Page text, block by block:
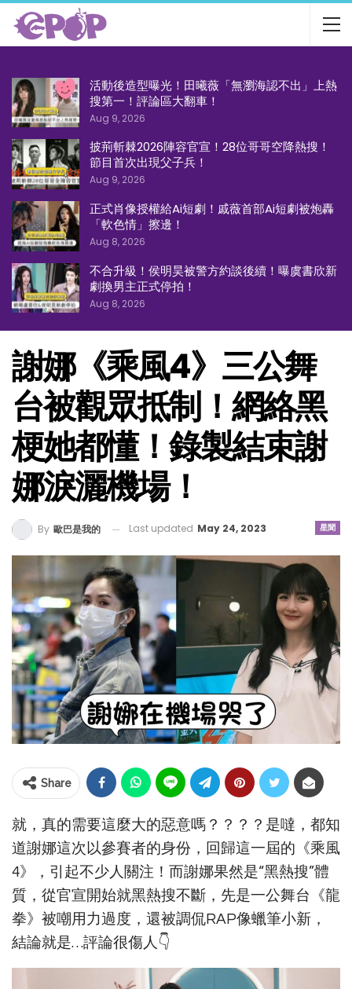
活動後造型曝光！田曦薇「無瀏海認不出」上熱
搜第一！評論區大翻車！
Aug 9, 2026
披荊斬棘2026陣容官宣！28位哥哥空降熱搜！
節目首次出現父子兵！
Aug 9, 2026
正式肖像授權給Ai短劇！戚薇首部Ai短劇被炮轟
「軟色情」擦邊！
Aug 8, 2026
不合升級！侯明昊被警方約談後續！曝虞書欣新
劇換男主正式停拍！
Aug 8, 2026
謝娜《乘風4》三公舞
台被觀眾抵制！網絡黑
梗她都懂！錄製結束謝
娜淚灑機場！
星聞
By 歐巴是我的 Last updated May 24, 2023
Share
就，真的需要這麼大的惡意嗎？？？？是噠，都知
道謝娜這次以參賽者的身份，回歸這一屆的《乘風
4》，引起不少人關注！而謝娜果然是“黑熱搜”體
質，從官宣開始就黑熱搜不斷，先是一公舞台《龍
拳》被嘲用力過度，還被調侃RAP像蠟筆小新，
結論就是…評論很傷人👇